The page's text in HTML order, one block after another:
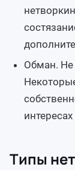
Обман. Не
Типы